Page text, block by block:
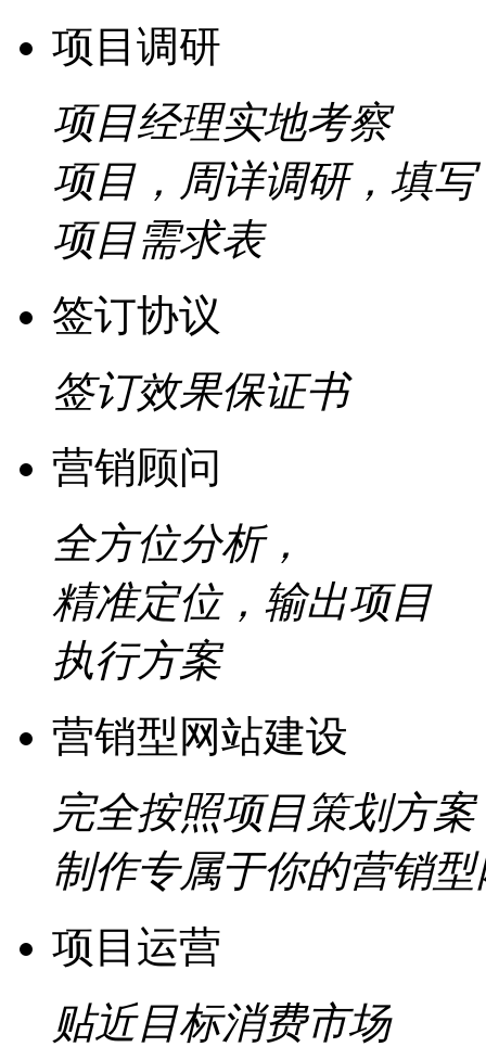
项目调研
项目经理实地考察
项目，周详调研，填写
项目需求表
签订协议
签订效果保证书
营销顾问
全方位分析，
精准定位，输出项目
执行方案
营销型网站建设
完全按照项目策划方案
制作专属于你的营销
项目运营
贴近目标消费市场